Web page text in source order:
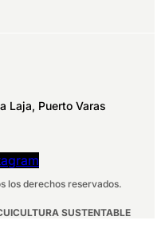
Laja, Puerto Varas
los derechos reservados.
SUSTENTABLE